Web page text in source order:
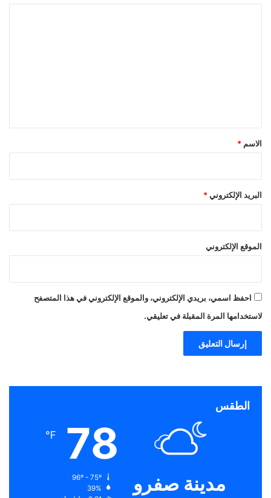
*
الاسم *
البريد الإلكتروني *
الموقع الإلكتروني
احفظ اسمي، بريدي الإلكتروني، والموقع الإلكتروني في هذا المتصفح
لاستخدامها المرة المقبلة في تعليقي.
الطقس
مدينة صفرو
78
℉
39%